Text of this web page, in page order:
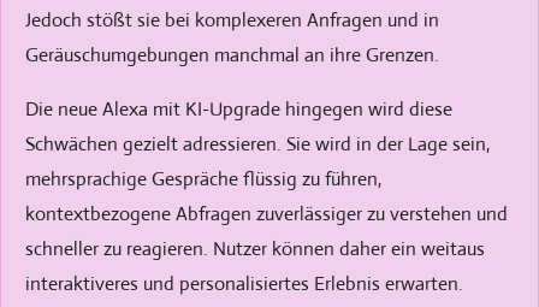
Jedoch stößt sie bei komplexeren Anfragen und in
Geräuschumgebungen manchmal an ihre Grenzen.
Die neue Alexa mit KI-Upgrade hingegen wird diese
Schwächen gezielt adressieren. Sie wird in der Lage sein,
mehrsprachige Gespräche flüssig zu führen,
kontextbezogene Abfragen zuverlässiger zu verstehen und
schneller zu reagieren. Nutzer können daher ein weitaus
interaktiveres und personalisiertes Erlebnis erwarten.